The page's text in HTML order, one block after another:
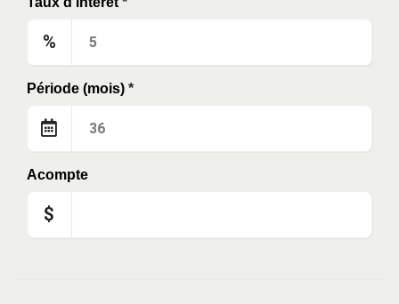
%
Période (mois) *
Acompte
$